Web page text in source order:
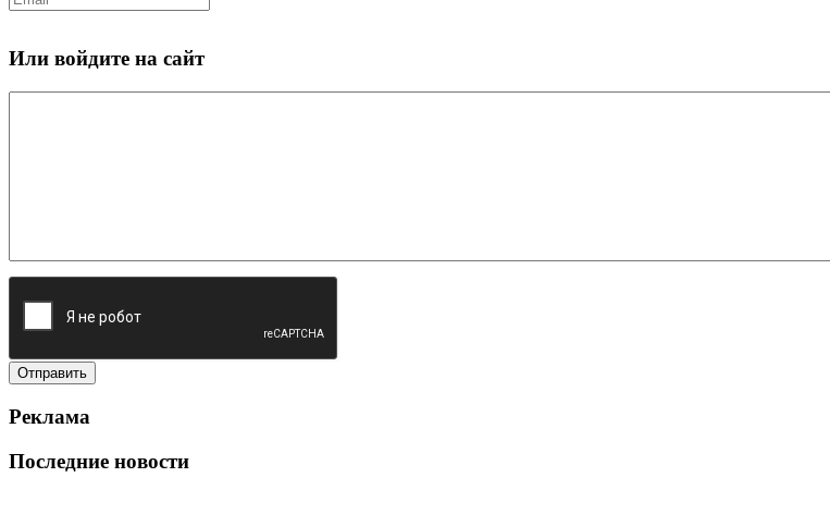
Или войдите на сайт
Реклама
Последние новости